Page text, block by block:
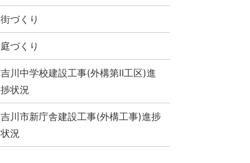
街づくり
庭づくり
吉川中学校建設工事(外構第Ⅱ工区)進
捗状況
吉川市新庁舎建設工事(外構工事)進捗
状況